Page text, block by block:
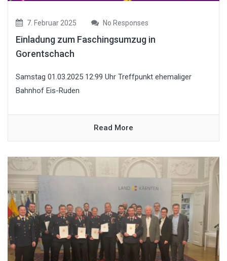
7. Februar 2025 No Responses
Einladung zum Faschingsumzug in
Gorentschach
Samstag 01.03.2025 12:99 Uhr Treffpunkt ehemaliger
Bahnhof Eis-Ruden
Read More